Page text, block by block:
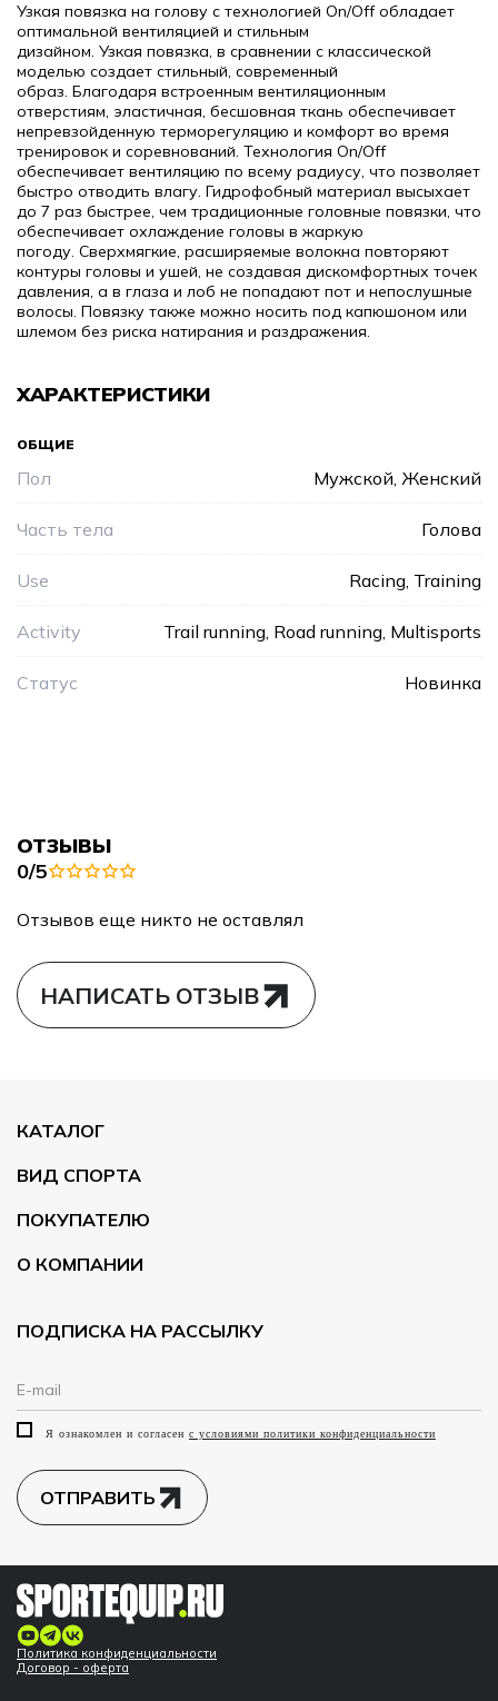
Узкая повязка на голову с технологией On/Off обладает
оптимальной вентиляцией и стильным
дизайном. Узкая повязка, в сравнении с классической
моделью создает стильный, современный
образ. Благодаря встроенным вентиляционным
отверстиям, эластичная, бесшовная ткань обеспечивает
непревзойденную терморегуляцию и комфорт во время
тренировок и соревнований. Технология On/Off
обеспечивает вентиляцию по всему радиусу, что позволяет
быстро отводить влагу. Гидрофобный материал высыхает
до 7 раз быстрее, чем традиционные головные повязки, что
обеспечивает охлаждение головы в жаркую
погоду. Сверхмягкие, расширяемые волокна повторяют
контуры головы и ушей, не создавая дискомфортных точек
давления, а в глаза и лоб не попадают пот и непослушные
волосы. Повязку также можно носить под капюшоном или
шлемом без риска натирания и раздражения.
ХАРАКТЕРИСТИКИ
ОБЩИЕ
Пол Мужской, Женский
Часть тела Голова
Use Racing, Training
Activity Trail running, Road running, Multisports
Статус Новинка
ОТЗЫВЫ
0/5
Отзывов еще никто не оставлял
НАПИСАТЬ ОТЗЫВ
КАТАЛОГ
ВИД СПОРТА
ПОКУПАТЕЛЮ
О КОМПАНИИ
ПОДПИСКА НА РАССЫЛКУ
Я ознакомлен и согласен с условиями политики конфиденциальности
ОТПРАВИТЬ
Политика конфиденциальности
Договор - оферта